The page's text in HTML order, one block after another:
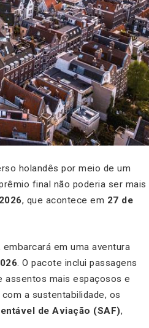
holandês por meio de um
final não poderia ser mais
, que acontece em 27 de
em uma aventura
. O pacote inclui passagens
assentos mais espaçosos e
a sustentabilidade, os
de Aviação (SAF),